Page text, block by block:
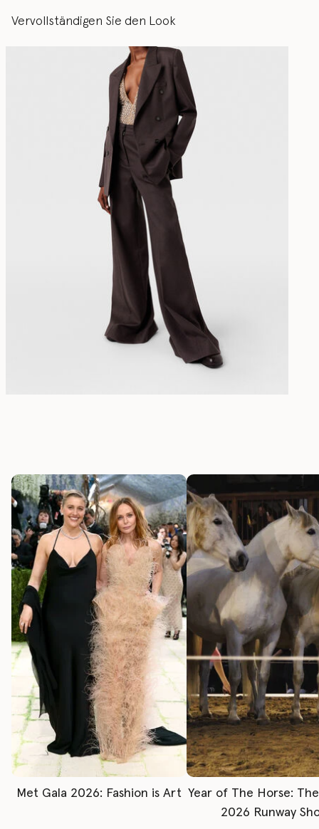
Vervollständigen Sie den Look
Met Gala 2026: Fashion is Art Year of The Horse:
2026 Runway